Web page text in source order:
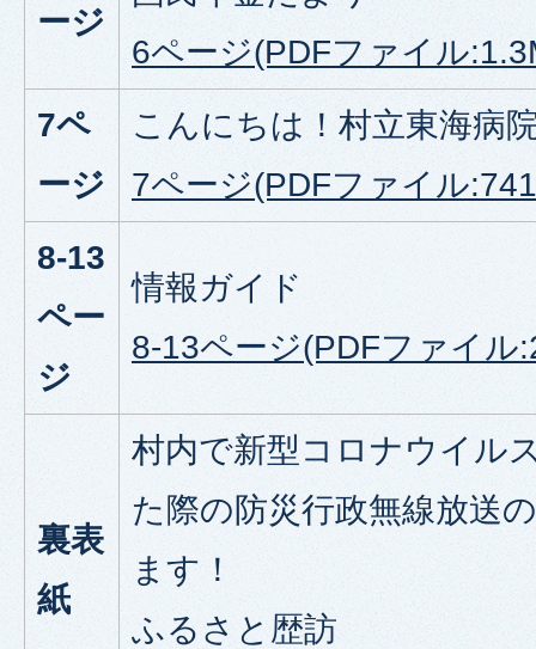
ージ
6ページ(PDFファイル
7ペ
ージ
こんにちは！村立東海病
7ページ(PDFファイル
8-13
ペー
ジ
情報ガイド
8-13ページ(PDFファイル
裏表
紙
村内で新型コロナウイル
た際の防災行政無線放送
ます！
ふるさと歴訪